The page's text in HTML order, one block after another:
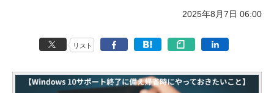
2025年8月7日 06:00
リスト